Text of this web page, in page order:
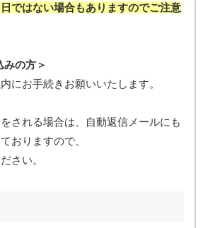
ではない場合もありますのでご注意
みの方＞
にお手続きお願いいたします。
される場合は、自動返信メールにも
おりますので、
さい。